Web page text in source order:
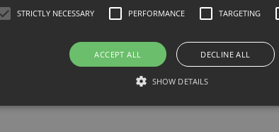
GHz to 4 GHz
STRICTLY NECESSARY PERFORMANCE TARGETING
ACCEPT ALL DECLINE ALL
SHOW DETAILS